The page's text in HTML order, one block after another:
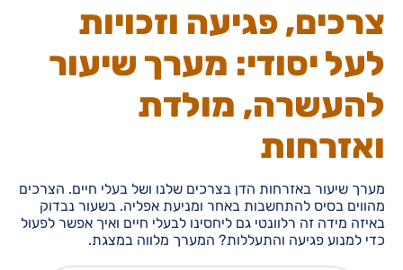
צרכים, פגיעה וזכויות
לעל יסודי: מערך שיעור
להעשרה, מולדת
ואזרחות
מערך שיעור באזרחות הדן בצרכים שלנו ושל בעלי חיים. הצרכים
מהווים בסיס להתחשבות באחר ומניעת אפליה. בשעור נבדוק
באיזה מידה זה רלוונטי גם ליחסינו לבעלי חיים ואיך אפשר לפעול
כדי למנוע פגיעה והתעללות? המערך מלווה במצגת.